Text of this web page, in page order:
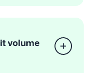
volume